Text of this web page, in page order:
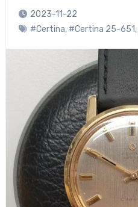
2023-11-22
#Certina, #Certina 25-651,